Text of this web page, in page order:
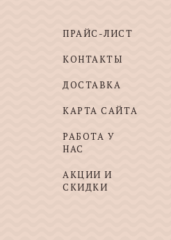
ПРАЙС-ЛИСТ
КОНТАКТЫ
ДОСТАВКА
КАРТА САЙТА
РАБОТА У
НАС
АКЦИИ И
СКИДКИ